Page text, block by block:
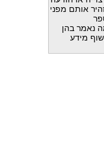
אותם מפני
מה נאמר בהן
מידע